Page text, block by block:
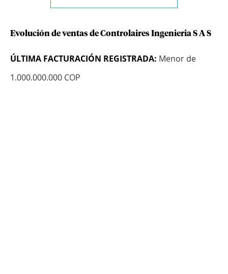
Evolución de ventas de Controlaires Ingenieria S A S
ÚLTIMA FACTURACIÓN REGISTRADA: Menor de
1.000.000.000 COP